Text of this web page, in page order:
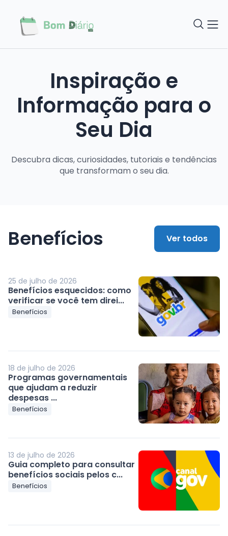
Inspiração e
Informação para o
Seu Dia
Descubra dicas, curiosidades, tutoriais e tendências
que transformam o seu dia.
Benefícios Ver todos
25 de julho de 2026
Benefícios esquecidos: como
verificar se você tem direi...
Benefícios
18 de julho de 2026
Programas governamentais
que ajudam a reduzir
despesas ...
Benefícios
13 de julho de 2026
Guia completo para consultar
benefícios sociais pelos c...
Benefícios